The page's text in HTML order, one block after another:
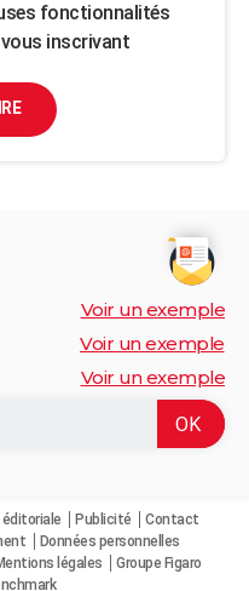
fonctionnalités
inscrivant
Voir un exemple
Voir un exemple
Voir un exemple
Publicité
Contact
Données personnelles
légales
Groupe Figaro